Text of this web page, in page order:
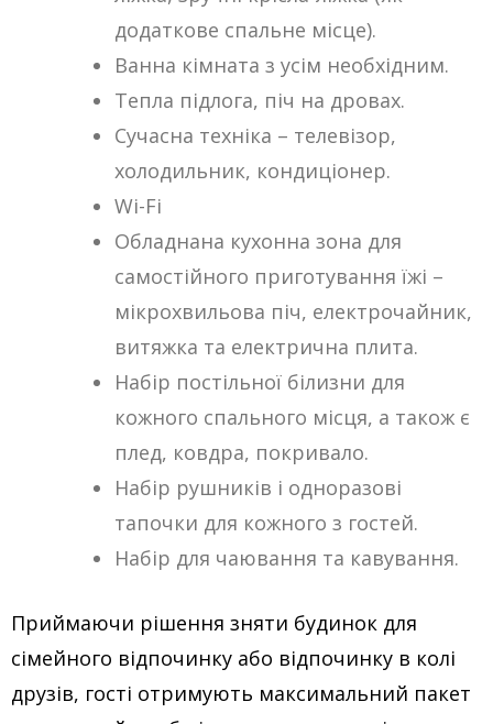
додаткове спальне місце).
Ванна кімната з усім необхідним.
Тепла підлога, піч на дровах.
Сучасна техніка – телевізор,
холодильник, кондиціонер.
Wi-Fi
Обладнана кухонна зона для
самостійного приготування їжі –
мікрохвильова піч, електрочайник,
витяжка та електрична плита.
Набір постільної білизни для
кожного спального місця, а також є
плед, ковдра, покривало.
Набір рушників і одноразові
тапочки для кожного з гостей.
Набір для чаювання та кавування.
Приймаючи рішення зняти будинок для
сімейного відпочинку або відпочинку в колі
друзів, гості отримують максимальний пакет